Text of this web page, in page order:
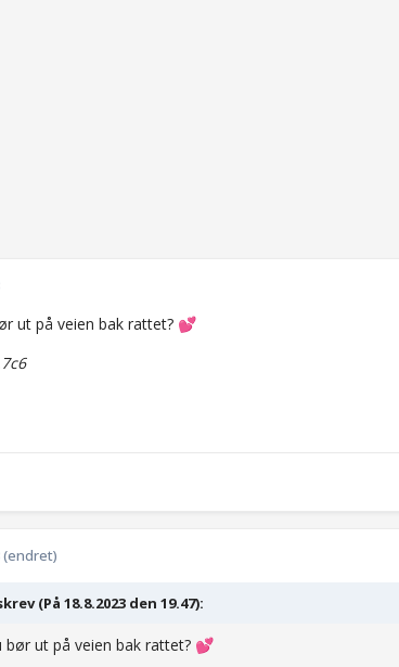
ut på veien bak rattet? 💕
(endret)
(På 18.8.2023 den 19.47):
bør ut på veien bak rattet? 💕